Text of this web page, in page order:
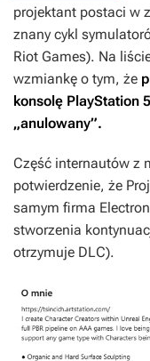
projektant postaci w
znany cykl
Riot Games). Na
wzmiankę o tym, że
konsolę PlayStation
„anulowany”.
Część internautów z
potwierdzenie, że
samym firma
stworzenia
otrzymuje DLC).